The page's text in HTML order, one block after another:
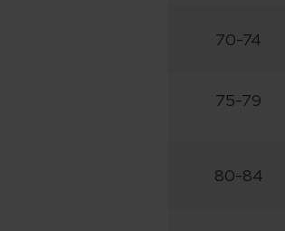
70-74
75-79
80-84